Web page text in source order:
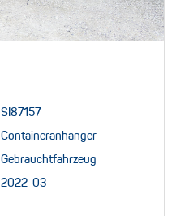
SI87157
Containeranhänger
Gebrauchtfahrzeug
2022-03